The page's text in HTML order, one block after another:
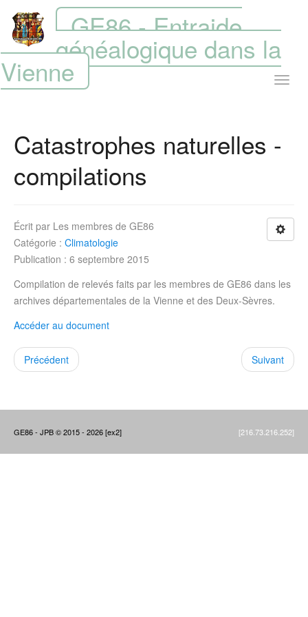
GE86 - Entraide
généalogique dans la
Vienne
Catastrophes naturelles -
compilations
Écrit par Les membres de GE86
Catégorie : Climatologie
Publication : 6 septembre 2015
Compilation de relevés faits par les membres de GE86 dans les
archives départementales de la Vienne et des Deux-Sèvres.
Accéder au document
Précédent Suivant
GE86 - JPB © 2015 - 2026 [ex2] [216.73.216.252]